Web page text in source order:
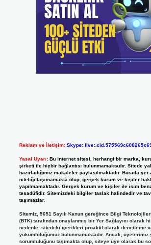
Reklam ve İletişim: Skype:
Yasal Uyarı: Bu internet sitesi, herhangi bir marka,
şirketi ile hiçbir bağlantısı bulunmamaktadır. Sitede
hazırladığımız makaleler paylaşılmaktadır. Burada
niteliği taşımamakta olup, gerçek kurum ve kişiler
yapılmamaktadır. Gerçek kurum ve kişiler ile isim
tesadüfidir. Sitemizdeki bilgiler taslak halindedir ve
taşımazlar.
Sitemiz, 5651 Sayılı Kanun gereğince Bilgi
(BTK) tarafından onaylanmış bir Yer Sağlayıcı olarak
nedenle, sitedeki içerikleri proaktif olarak denetleme
yükümlülüğümüz bulunmamaktadır. Ancak, üyelerimiz
sorumluluğunu taşımakta olup, siteye üye olarak bu